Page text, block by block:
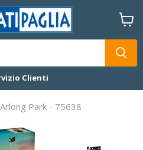
Clienti
il
Park - 75638